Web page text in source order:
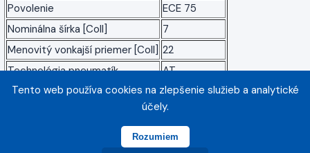
Povolenie
ECE 75
Nominálna šírka [Coll]
7
Menovitý vonkajší priemer [Coll] 22
Technológia pneumatík
AT
Viazané na smer pohybu
Áno
symetrické
Tento web používa cookies na zlepšenie služieb a analytické
účely.
Rozumiem